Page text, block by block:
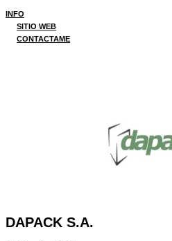
INFO
SITIO WEB
CONTACTAME
DAPACK S.A.